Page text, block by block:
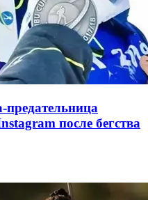
предательница
после бегства